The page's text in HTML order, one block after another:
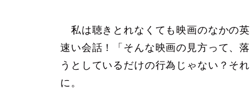
私は聴きとれなくても映画のなかの
速い会話！「そんな映画の見方って、
うとしているだけの行為じゃない？そ
に。